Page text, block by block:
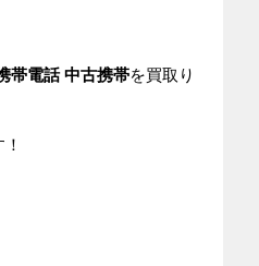
帯電話 中古携帯を買取り